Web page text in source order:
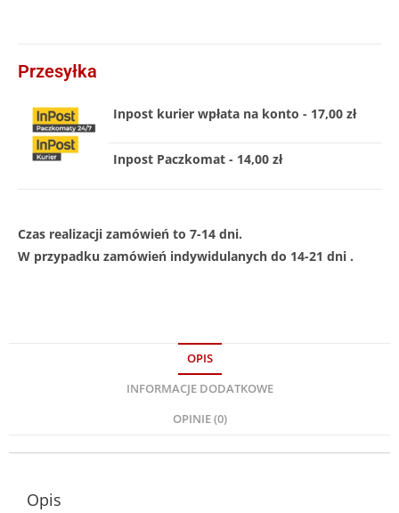
Przesyłka
Inpost kurier wpłata na konto - 17,00 zł
Inpost Paczkomat - 14,00 zł
Czas realizacji zamówień to 7-14 dni.
W przypadku zamówień indywidulanych do 14-21 dni .
OPIS
INFORMACJE DODATKOWE
OPINIE (0)
Opis